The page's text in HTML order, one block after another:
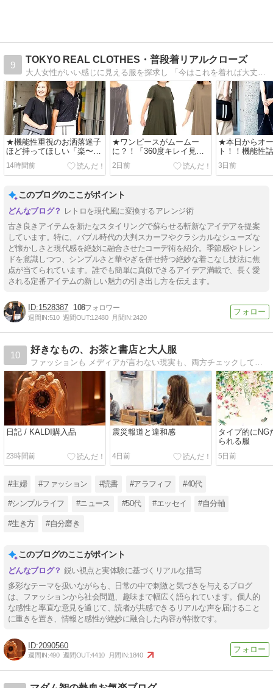
9
TOKYO REAL CLOTHES・普段着リアルクローズ
★機能性重視のお洒落迷子
ほど持ってほしい「楽〜だ
バッグ」
14時間前
★ワンピースがムームー
に？！「360度キレイ見
え」の必殺ワザはコレ♪
2日前
★本日からオ
ト！！機能性
ロデュースバ
3日前
このブログのここがポイント
レトロを現代風に変換するアレンジ術
古き良きアイテムを新たなスタイリングで蘇らせる斬新なアイデアを提案
しています。特に、バブル時代の大判スカーフやクラシカルなシューズな
ど懐かしさと現代感を絶妙に融合させたコーデ術を紹介。季節感やトレン
ドを意識しつつ、シンプルさと華やぎを併せ持つ絶妙な着こなし技法に焦
点が当てられています。誰でも簡単に真似できるアイデア満載で、長く愛
される定番アイテムの新しい魅力の引き出し方を伝えます。
1528387 108
週間IN:510 週間OUT:12480 月間IN:2420
10
好きなもの、お茶と書店と大人服
ファッションも メディアが言わない現実も、両方チェックしておきたいアラフィフ主婦
日記 / KALDI購入品
23時間前
震災報道と違和感
4日前
タイプ的にNG
られる服
5日前
#主婦 #ファッション #読書 #アラフィフ #40代
#シンプルライフ #ニュース #50代 #エッセイ #自分軸
#生き方 #自分磨き
このブログのここがポイント
鋭い視点と実体験に基づくリアルな描写
多彩なテーマを扱いながらも、日常の中で刺激と気づきを与えるブログ
は、ファッションから社会問題、趣味まで幅広く語られています。個人的
な感性と率直な意見を通じて、読者が共感できるリアルな声を届けること
に重きを置き、情報と感性が絶妙に融合した内容が特徴です。
2090560
週間IN:490 週間OUT:4410 月間IN:1840